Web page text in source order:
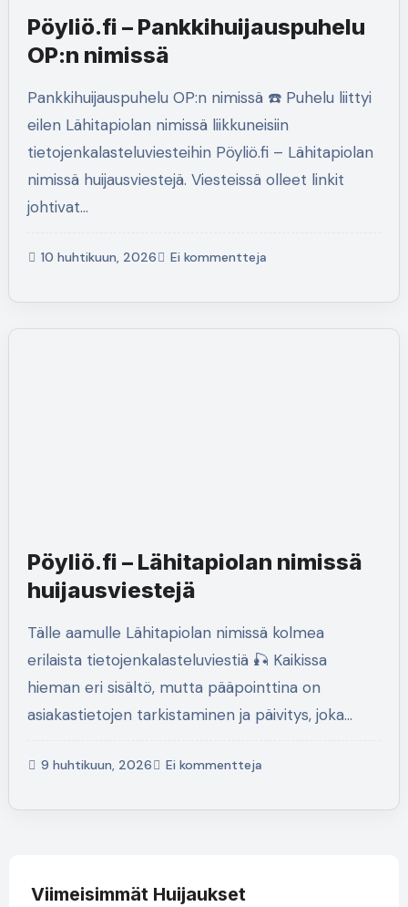
Pöyliö.fi – Pankkihuijauspuhelu
OP:n nimissä
Pankkihuijauspuhelu OP:n nimissä ☎️ Puhelu liittyi
eilen Lähitapiolan nimissä liikkuneisiin
tietojenkalasteluviesteihin Pöyliö.fi – Lähitapiolan
nimissä huijausviestejä. Viesteissä olleet linkit
johtivat…
10 huhtikuun, 2026 Ei kommentteja
Pöyliö.fi – Lähitapiolan nimissä
huijausviestejä
Tälle aamulle Lähitapiolan nimissä kolmea
erilaista tietojenkalasteluviestiä 🎣 Kaikissa
hieman eri sisältö, mutta pääpointtina on
asiakastietojen tarkistaminen ja päivitys, joka…
9 huhtikuun, 2026 Ei kommentteja
Viimeisimmät Huijaukset